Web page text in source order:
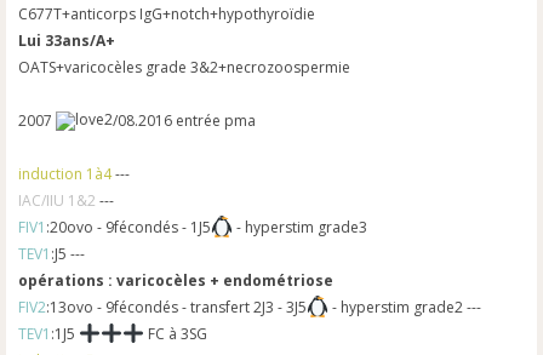
C677T+anticorps IgG+notch+hypothyroïdie
Lui 33ans/A+
OATS+varicocèles grade 3&2+necrozoospermie
2007 /08.2016 entrée pma
induction 1à4---
IAC/IIU 1&2 ---
FIV1 :20ovo - 9fécondés - 1J5
- hyperstim grade3
TEV1 :J5 ---
opérations : varicocèles + endométriose
FIV2:13ovo - 9fécondés - transfert 2J3 - 3J5
- hyperstim grade2 ---
TEV1 :1J5
FC à 3SG